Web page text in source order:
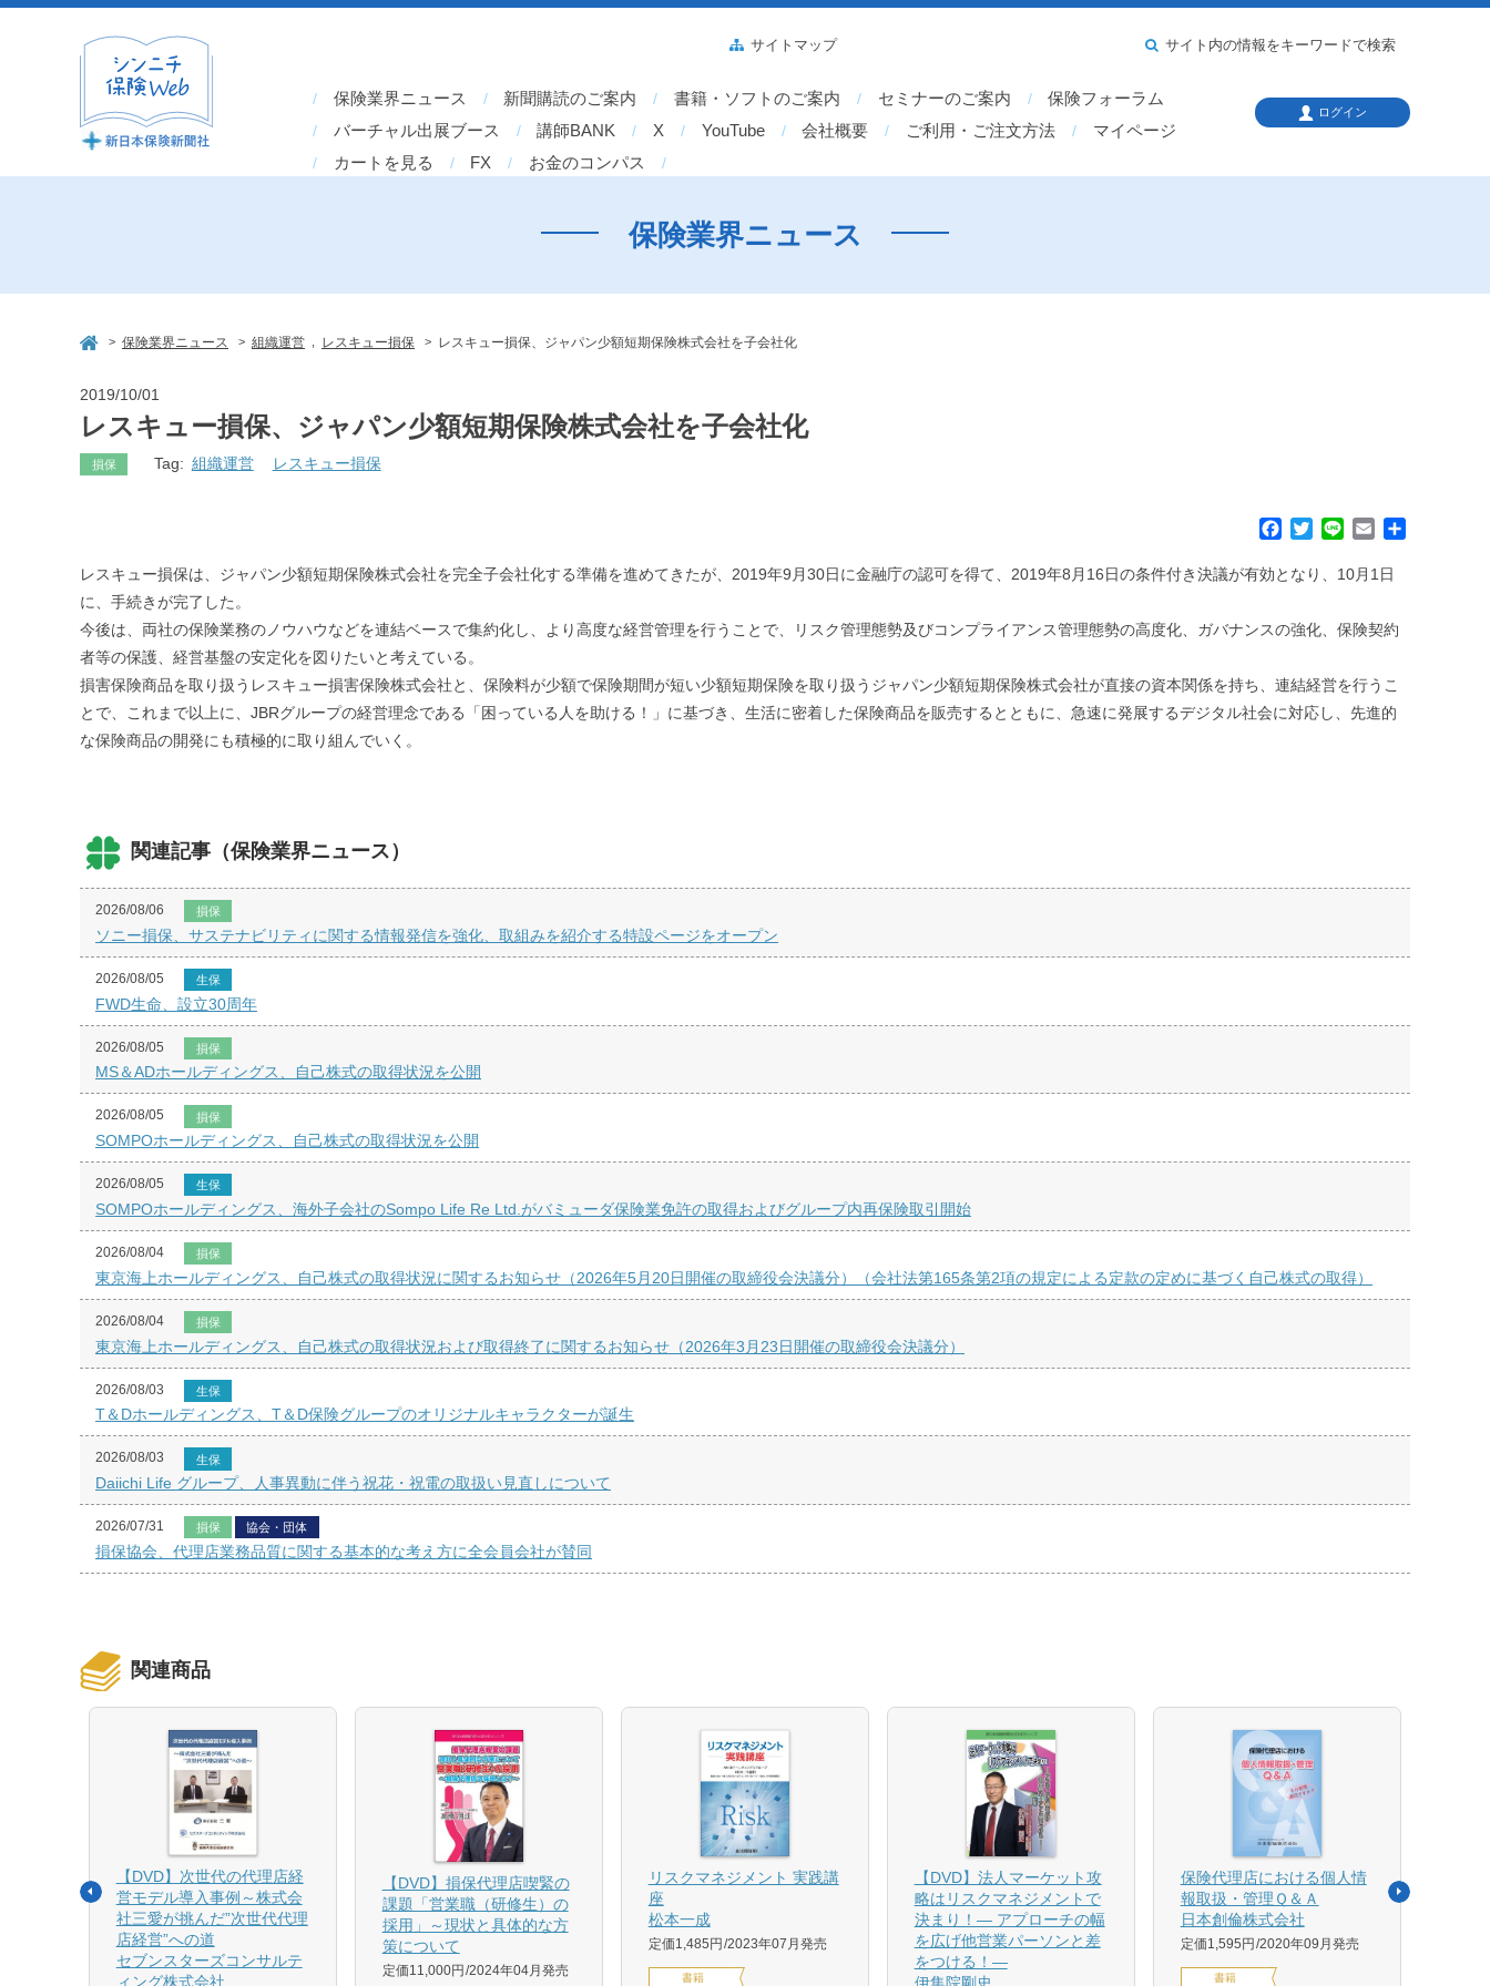
保険業界ニュース 新聞購読のご案内 書籍・ソフトのご案内 セミナーのご案内
保険フォーラム
バーチャル出展ブース
講師BANK X YouTube 会社概要 ご利用・ご注文方法
マイページ
カートを見る
FX お金のコンパス
サイトマップ サイト内の情報をキーワードで検索
ログイン
保険業界ニュース
> 保険業界ニュース > 組織運営 レスキュー損保 > レスキュー損保、ジャパン少額短期保険株式会社を子会社化
2019/10/01
レスキュー損保、ジャパン少額短期保険株式会社を子会社化
損保 Tag: 組織運営 レスキュー損保
c
o
k
i
e
n
a
レスキュー損保は、ジャパン少額短期保険株式会社を完全子会社化する準備を進めてきたが、2019年9月30日に金融庁の認可を得て、2019年8月16日の条件付き決議が有効となり、10月1日
に、手続きが完了した。
今後は、両社の保険業務のノウハウなどを連結ベースで集約化し、より高度な経営管理を行うことで、リスク管理態勢及びコンプライアンス管理態勢の高度化、ガバナンスの強化、保険契約
者等の保護、経営基盤の安定化を図りたいと考えている。
損害保険商品を取り扱うレスキュー損害保険株式会社と、保険料が少額で保険期間が短い少額短期保険を取り扱うジャパン少額短期保険株式会社が直接の資本関係を持ち、連結経営を行うこ
とで、これまで以上に、JBRグループの経営理念である「困っている人を助ける！」に基づき、生活に密着した保険商品を販売するとともに、急速に発展するデジタル社会に対応し、先進的
な保険商品の開発にも積極的に取り組んでいく。
関連記事（保険業界ニュース）
2026/08/06 損保
ソニー損保、サステナビリティに関する情報発信を強化、取組みを紹介する特設ページをオープン
2026/08/05 生保
FWD生命、設立30周年
2026/08/05 損保
MS＆ADホールディングス、自己株式の取得状況を公開
2026/08/05 損保
SOMPOホールディングス、自己株式の取得状況を公開
2026/08/05 生保
SOMPOホールディングス、海外子会社のSompo Life Re Ltd.がバミューダ保険業免許の取得およびグループ内再保険取引開始
2026/08/04 損保
東京海上ホールディングス、自己株式の取得状況に関するお知らせ（2026年5月20日開催の取締役会決議分）（会社法第165条第2項の規定による定款の定めに基づく自己株式の取得）
2026/08/04 損保
東京海上ホールディングス、自己株式の取得状況および取得終了に関するお知らせ（2026年3月23日開催の取締役会決議分）
2026/08/03 生保
T＆Dホールディングス、T＆D保険グループのオリジナルキャラクターが誕生
2026/08/03 生保
Daiichi Life グループ、人事異動に伴う祝花・祝電の取扱い見直しについて
2026/07/31 損保 協会・団体
損保協会、代理店業務品質に関する基本的な考え方に全会員会社が賛同
関連商品
【DVD】次世代の代理店経
営モデル導入事例～株式会
社三愛が挑んだ”次世代代理
店経営”への道
セブンスターズコンサルテ
ィング株式会社
【DVD】損保代理店喫緊の
課題「営業職（研修生）の
採用」～現状と具体的な方
策について
定価11,000円 2024年04月発売
リスクマネジメント 実践講
座
松本一成
定価1,485円 2023年07月発売
書籍
【DVD】法人マーケット攻
略はリスクマネジメントで
決まり！― アプローチの幅
を広げ他営業パーソンと差
をつける！―
伊集院剛史
保険代理店における個人情
報取扱・管理Ｑ＆Ａ
日本創倫株式会社
定価1,595円 2020年09月発売
書籍